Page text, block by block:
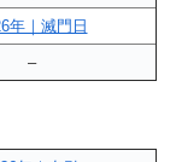
年｜滅門日
–